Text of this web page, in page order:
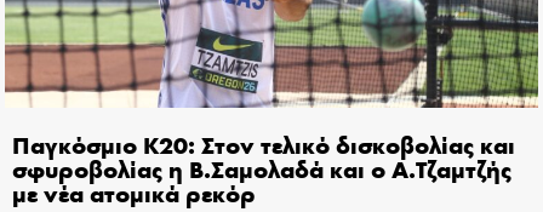
Παγκόσμιο Κ20: Στον τελικό δισκοβολίας και
σφυροβολίας η Β.Σαμολαδά και ο Α.Τζαμτζής
με νέα ατομικά ρεκόρ